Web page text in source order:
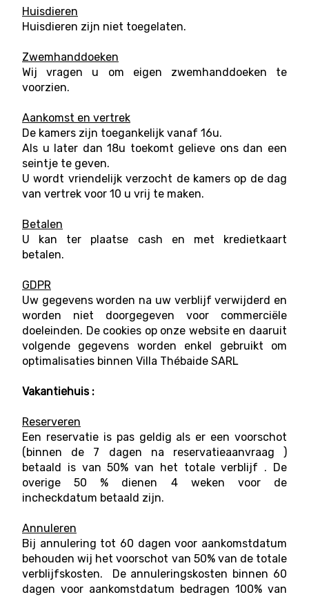
Huisdieren
Huisdieren zijn niet toegelaten.
Zwemhanddoeken
Wij vragen u om eigen zwemhanddoeken te
voorzien.
Aankomst en vertrek
De kamers zijn toegankelijk vanaf 16u.
Als u later dan 18u toekomt gelieve ons dan een
seintje te geven.
U wordt vriendelijk verzocht de kamers op de dag
van vertrek voor 10 u vrij te maken.
Betalen
U kan ter plaatse cash en met kredietkaart
betalen.
GDPR
Uw gegevens worden na uw verblijf verwijderd en
worden niet doorgegeven voor commerciële
doeleinden. De cookies op onze website en daaruit
volgende gegevens worden enkel gebruikt om
optimalisaties binnen Villa Thébaide SARL
Vakantiehuis :
Reserveren
Een reservatie is pas geldig als er een voorschot
(binnen de 7 dagen na reservatieaanvraag )
betaald is van 50% van het totale verblijf . De
overige 50 % dienen 4 weken voor de
incheckdatum betaald zijn.
Annuleren
Bij annulering tot 60 dagen voor aankomstdatum
behouden wij het voorschot van 50% van de totale
verblijfskosten. De annuleringskosten binnen 60
dagen voor aankomstdatum bedragen 100% van